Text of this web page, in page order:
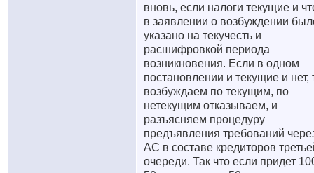
вновь, если налоги текущие и
в заявлении о возбуждении
указано на текучесть и
расшифровкой периода
возникновения. Если в одном
постановлении и текущие и нет,
возбуждаем по текущим, по
нетекущим отказываем, и
разъясняем процедуру
предъявления требований
АС в составе кредиторов
очереди. Так что если придет